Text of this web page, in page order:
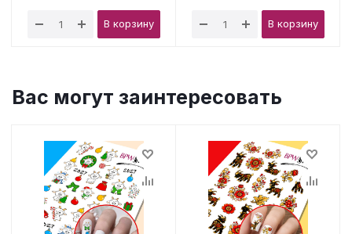
В корзину В корзину
Вас могут заинтересовать